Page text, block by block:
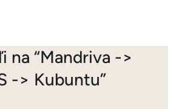
na “Mandriva ->
-> Kubuntu”